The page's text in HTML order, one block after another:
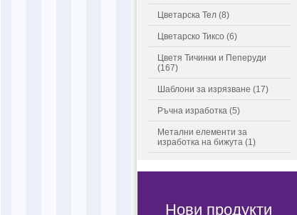
Цветарска Тел (8)
Цветарско Тиксо (6)
Цветя Тичинки и Пеперуди
(167)
Шаблони за изрязване (17)
Ръчна изработка (5)
Метални елементи за
изработка на бижута (1)
Нови продукти